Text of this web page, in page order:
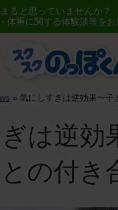
ると思っていませんか
体重に関する体験談等を
» 気にしすぎは逆効果〜
は逆効
の付き